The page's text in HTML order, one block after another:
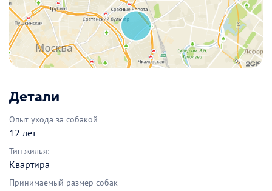
Детали
Опыт ухода за собакой
12 лет
Тип жилья:
Квартира
Принимаемый размер собак